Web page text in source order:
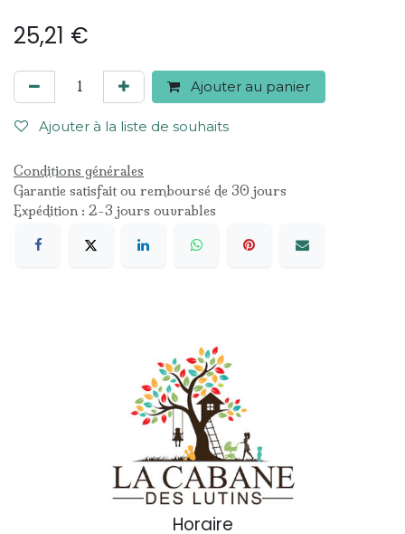
25,21 €
Ajouter au panier
Ajouter à la liste de souhaits
Conditions générales
Garantie satisfait ou remboursé de 30 jours
Expédition : 2-3 jours ouvrables
Horaire